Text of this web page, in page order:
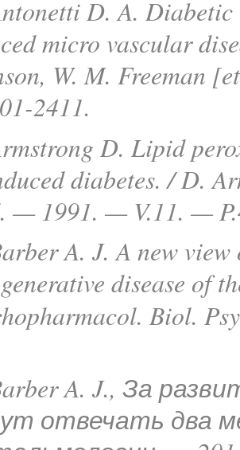
D. A.
micro vascular
W. M. Freeman
2411.
D. Lipid
diabetes. / D.
— 1991. — V.11. —
A. J. A new
disease of
Biol.
A. J., За
отвечать два